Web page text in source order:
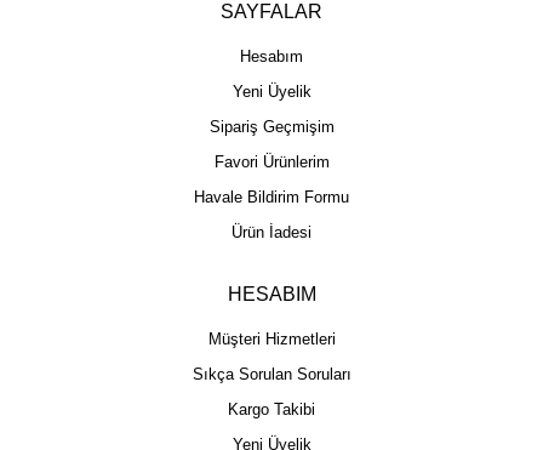
SAYFALAR
Hesabım
Yeni Üyelik
Sipariş Geçmişim
Favori Ürünlerim
Havale Bildirim Formu
Ürün İadesi
HESABIM
Müşteri Hizmetleri
Sıkça Sorulan Soruları
Kargo Takibi
Yeni Üyelik